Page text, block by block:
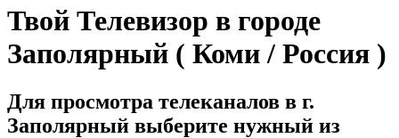
Твой Телевизор в городе
Заполярный ( Коми / Россия )
Для просмотра телеканалов в г.
Заполярный выберите нужный из